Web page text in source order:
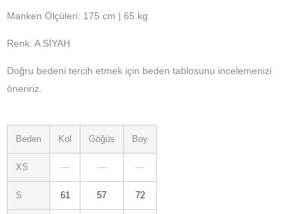
Manken Ölçüleri: 175 cm | 65 kg
Renk: A SİYAH
Doğru bedeni tercih etmek için beden tablosunu incelemenizi
öneririz.
Beden Kol Göğüs Boy
XS — — —
S 61 57 72